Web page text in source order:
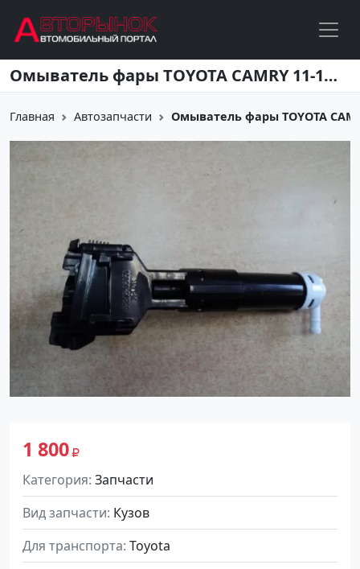
Перейти к основному содержанию Омыватель фары TOYOTA CAMRY 11-14 (R+L) Краснодар
Главная Автозапчасти Омыватель фары TOYOTA
1 800
Категория Запчасти
Вид запчасти Кузов
Для транспорта Toyota